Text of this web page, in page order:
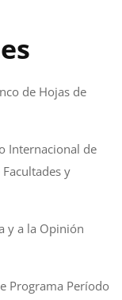
de Hojas de
Internacional de
y
y a la Opinión
Programa Período